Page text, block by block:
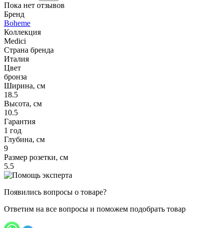
Пока нет отзывов
Бренд
Boheme
Коллекция
Medici
Страна бренда
Италия
Цвет
бронза
Ширина, см
18.5
Высота, см
10.5
Гарантия
1 год
Глубина, см
9
Размер розетки, см
5.5
Появились вопросы о товаре?
Ответим на все вопросы и поможем подобрать товар